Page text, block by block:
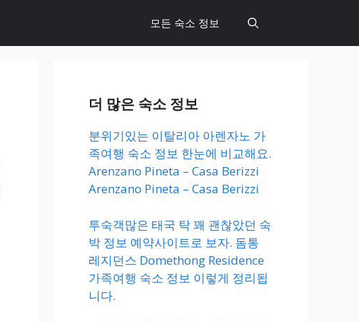
모든 숙소 정보
더 많은 숙소 정보
분위기있는 이탈리아 아렌자노 가
족여행 숙소 정보 한눈에 비교해요.
Arenzano Pineta – Casa Berizzi
Arenzano Pineta – Casa Berizzi
투숙객많은 태국 탁 꽤 괜찮았던 숙
박 정보 예약사이트로 보자. 돔통
레지던스 Domethong Residence
가족여행 숙소 정보 이렇게 정리됩
니다.